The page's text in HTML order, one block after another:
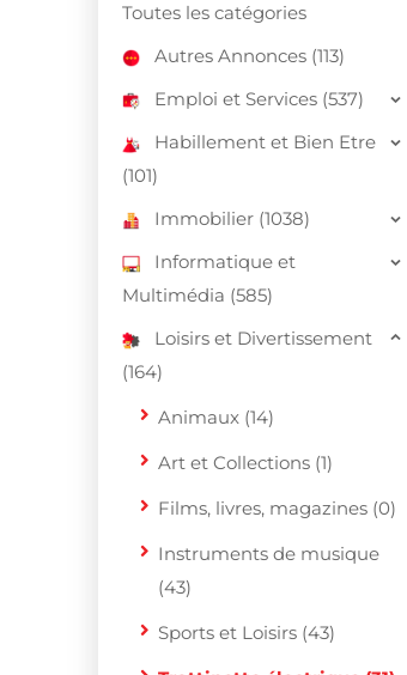
Toutes les catégories
Autres Annonces (113)
Emploi et Services (537)
Habillement et Bien Etre
(101)
Immobilier (1038)
Informatique et
Multimédia (585)
Loisirs et Divertissement
(164)
Animaux (14)
Art et Collections (1)
Films, livres, magazines (0)
Instruments de musique
(43)
Sports et Loisirs (43)